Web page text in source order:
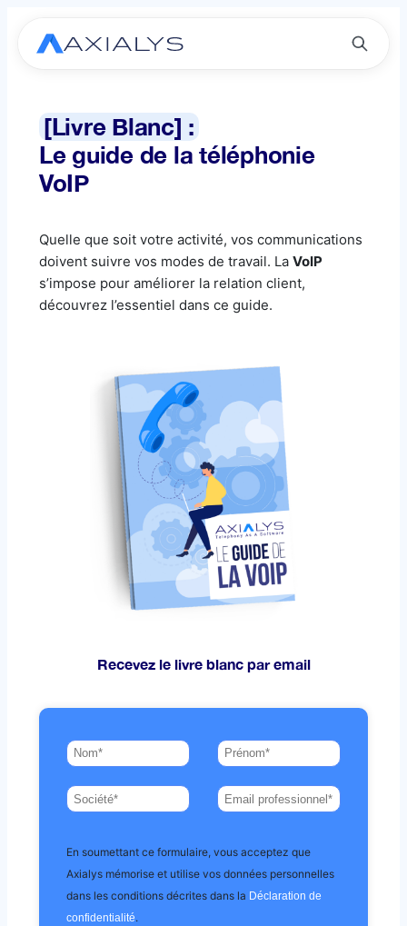
[Livre Blanc] :
Le guide de la téléphonie
VoIP
Quelle que soit votre activité, vos communications
doivent suivre vos modes de travail. La VoIP
s’impose pour améliorer la relation client,
découvrez l’essentiel dans ce guide.
Recevez le livre blanc par email​
En soumettant ce formulaire, vous acceptez que
Axialys mémorise et utilise vos données personnelles
dans les conditions décrites dans la Déclaration de
confidentialité.